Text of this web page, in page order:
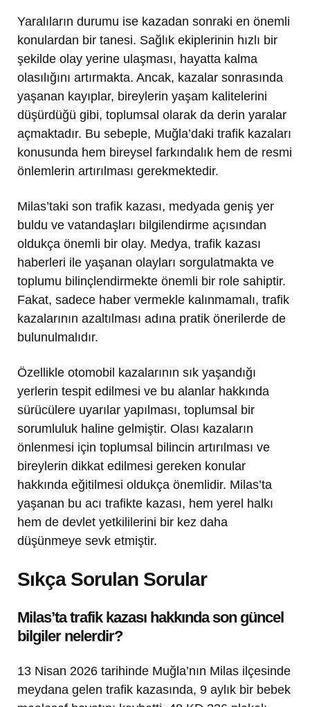
Yaralıların durumu ise kazadan sonraki en önemli
konulardan bir tanesi. Sağlık ekiplerinin hızlı bir
şekilde olay yerine ulaşması, hayatta kalma
olasılığını artırmakta. Ancak, kazalar sonrasında
yaşanan kayıplar, bireylerin yaşam kalitelerini
düşürdüğü gibi, toplumsal olarak da derin yaralar
açmaktadır. Bu sebeple, Muğla’daki trafik kazaları
konusunda hem bireysel farkındalık hem de resmi
önlemlerin artırılması gerekmektedir.
Milas’taki son trafik kazası, medyada geniş yer
buldu ve vatandaşları bilgilendirme açısından
oldukça önemli bir olay. Medya, trafik kazası
haberleri ile yaşanan olayları sorgulatmakta ve
toplumu bilinçlendirmekte önemli bir role sahiptir.
Fakat, sadece haber vermekle kalınmamalı, trafik
kazalarının azaltılması adına pratik önerilerde de
bulunulmalıdır.
Özellikle otomobil kazalarının sık yaşandığı
yerlerin tespit edilmesi ve bu alanlar hakkında
sürücülere uyarılar yapılması, toplumsal bir
sorumluluk haline gelmiştir. Olası kazaların
önlenmesi için toplumsal bilincin artırılması ve
bireylerin dikkat edilmesi gereken konular
hakkında eğitilmesi oldukça önemlidir. Milas’ta
yaşanan bu acı trafikte kazası, hem yerel halkı
hem de devlet yetkililerini bir kez daha
düşünmeye sevk etmiştir.
Sıkça Sorulan Sorular
Milas’ta trafik kazası hakkında son güncel
bilgiler nelerdir?
13 Nisan 2026 tarihinde Muğla’nın Milas ilçesinde
meydana gelen trafik kazasında, 9 aylık bir bebek